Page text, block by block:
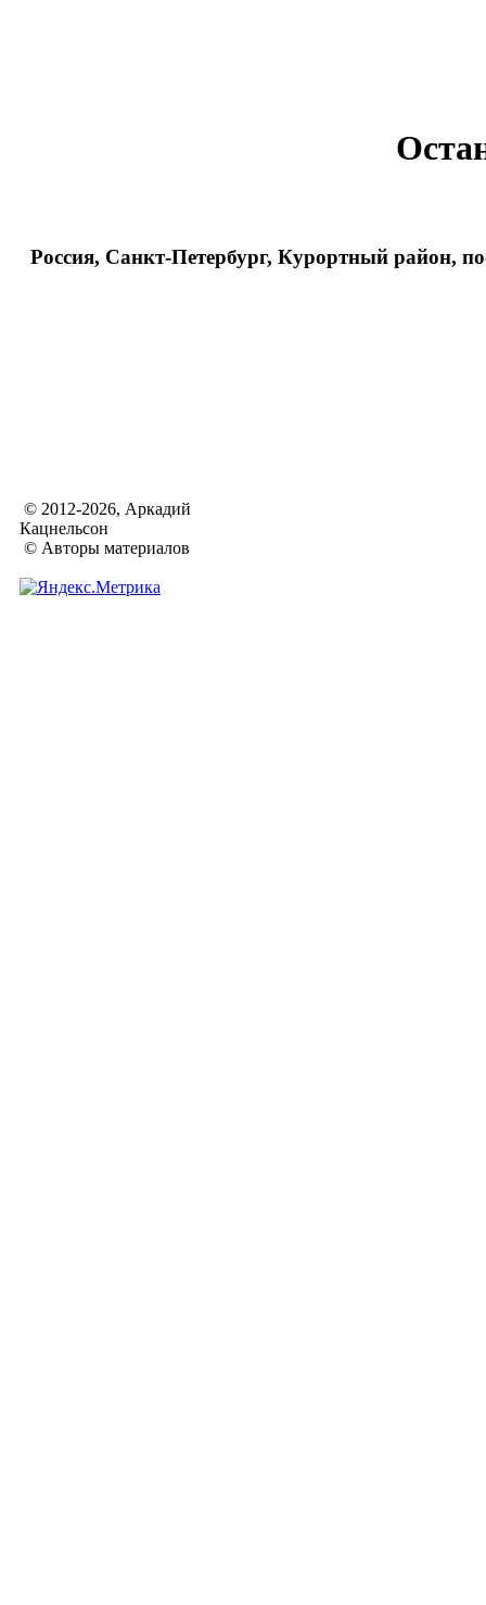
Россия, Санкт-Петербург, Курортный район,
© 2012-2026, Аркадий
Кацнельсон
© Авторы материалов